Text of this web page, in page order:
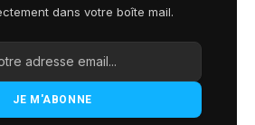
dans votre boîte mail.